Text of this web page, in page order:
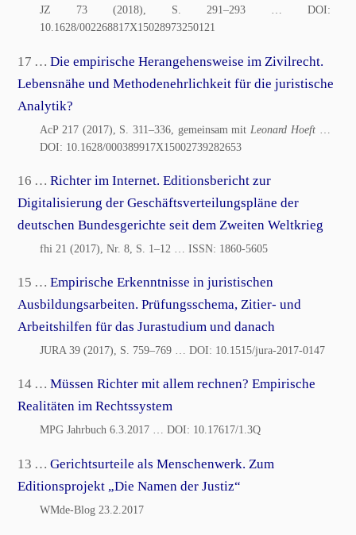
JZ 73 (2018), S. 291–293… DOI:
10.1628/002268817X15028973250121
17 …Die empirische Herangehensweise im Zivilrecht.
Lebensnähe und Methodenehrlichkeit für die juristische
Analytik?
AcP 217 (2017), S. 311–336, gemeinsam mit Leonard Hoeft…
DOI: 10.1628/000389917X15002739282653
16 …Richter im Internet. Editionsbericht zur
Digitalisierung der Geschäftsverteilungspläne der
deutschen Bundesgerichte seit dem Zweiten Weltkrieg
fhi 21 (2017), Nr. 8, S. 1–12 … ISSN: 1860-5605
15 …Empirische Erkenntnisse in juristischen
Ausbildungsarbeiten. Prüfungsschema, Zitier- und
Arbeitshilfen für das Jurastudium und danach
JURA 39 (2017), S. 759–769 … DOI: 10.1515/jura-2017-0147
14 …Müssen Richter mit allem rechnen? Empirische
Realitäten im Rechtssystem
MPG Jahrbuch 6.3.2017 … DOI: 10.17617/1.3Q
13 …Gerichtsurteile als Menschenwerk. Zum
Editionsprojekt „Die Namen der Justiz“
WMde-Blog 23.2.2017